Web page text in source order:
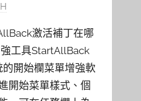
激活補丁在哪
工具StartAllBack
開始欄菜單增強軟
開始菜單樣式、個